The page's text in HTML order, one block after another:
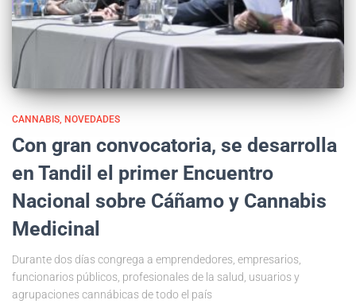
CANNABIS NOVEDADES
Con gran convocatoria, se desarrolla
en Tandil el primer Encuentro
Nacional sobre Cáñamo y Cannabis
Medicinal
Durante dos días congrega a emprendedores, empresarios,
funcionarios públicos, profesionales de la salud, usuarios y
agrupaciones cannábicas de todo el país